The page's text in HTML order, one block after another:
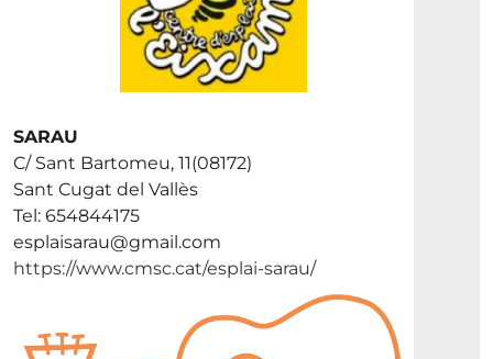
SARAU
C/ Sant Bartomeu, 11(08172)
Sant Cugat del Vallès
Tel: 654844175
esplaisarau@gmail.com
https://www.cmsc.cat/esplai-sarau/